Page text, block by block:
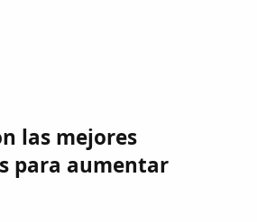
las mejores
para aumentar